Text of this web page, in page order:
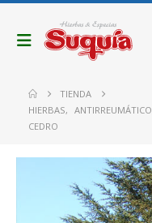
TIENDA
HIERBAS, ANTIRREUMÁTICO
CEDRO